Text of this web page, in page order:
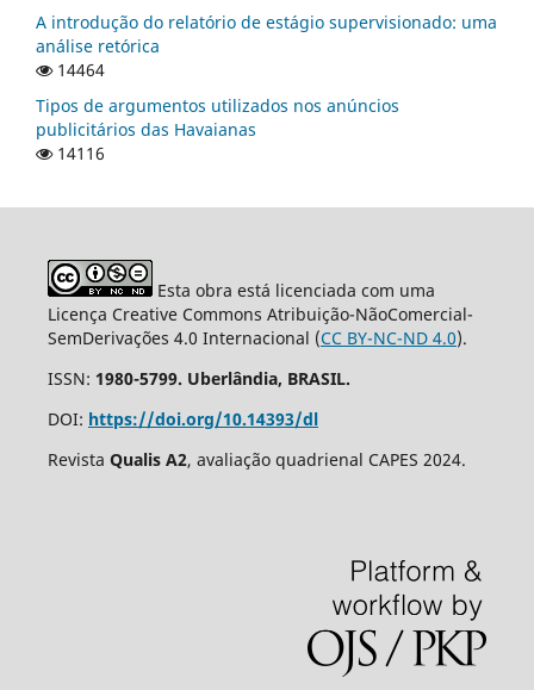
A introdução do relatório de estágio supervisionado: uma
análise retórica
14464
Tipos de argumentos utilizados nos anúncios
publicitários das Havaianas
14116
Esta obra está licenciada com uma
Licença Creative Commons Atribuição-NãoComercial-
SemDerivações 4.0 Internacional (CC BY-NC-ND 4.0).
ISSN: 1980-5799. Uberlândia, BRASIL.
DOI: https://doi.org/10.14393/dl
Revista Qualis A2, avaliação quadrienal CAPES 2024.